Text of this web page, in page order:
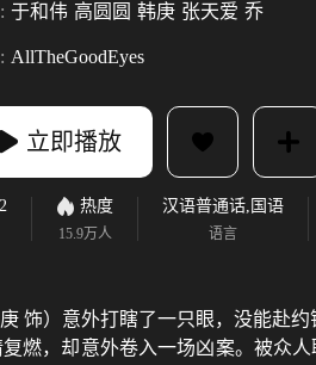
于和伟 高圆圆 韩庚 张天爱 乔
AllTheGoodEyes
立即播放
热度
15.9万人
汉语普通话,国语
语言
饰）意外打瞎了一只眼，没能赴
燃，却意外卷入一场凶案。被众